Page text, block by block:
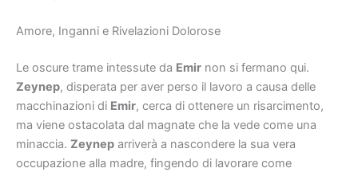
Amore, Inganni e Rivelazioni Dolorose
Le oscure trame intessute da Emir non si fermano qui.
Zeynep, disperata per aver perso il lavoro a causa delle
macchinazioni di Emir, cerca di ottenere un risarcimento,
ma viene ostacolata dal magnate che la vede come una
minaccia. Zeynep arriverà a nascondere la sua vera
occupazione alla madre, fingendo di lavorare come